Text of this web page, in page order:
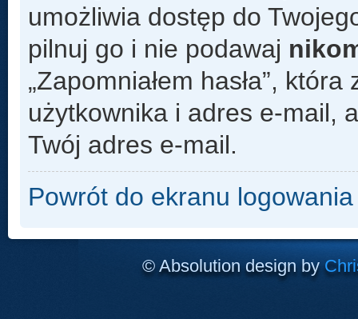
umożliwia dostęp do
pilnuj go i nie podawaj
„Zapomniałem hasła”,
użytkownika i adres e-mail,
Twój adres e-mail.
Powrót do ekranu logowania
© Absolution design by